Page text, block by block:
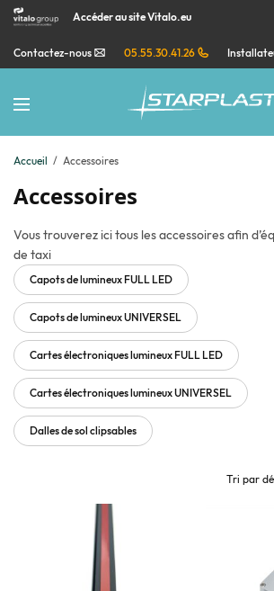
Accéder au site Vitalo.eu
Contactez-nous 05.55.30.41.26
Accueil / Accessoires
Accessoires
Vous trouverez ici tous les accessoires afin
de taxi
Capots de lumineux FULL LED
Capots de lumineux UNIVERSEL
Cartes électroniques lumineux FULL LED
Cartes électroniques lumineux UNIVERSEL
Dalles de sol clipsables